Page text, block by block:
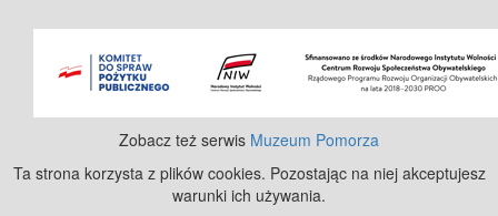
Zobacz też serwis Muzeum Pomorza
Ta strona korzysta z plików cookies. Pozostając na niej akceptujesz
warunki ich używania.